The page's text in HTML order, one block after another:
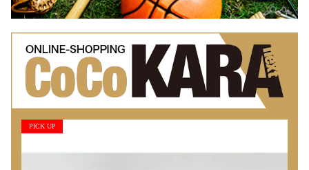
PICK UP